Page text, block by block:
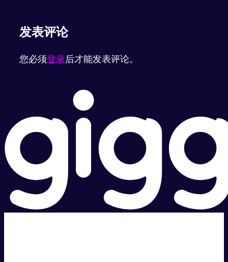
发表评论
您必须登录后才能发表评论。